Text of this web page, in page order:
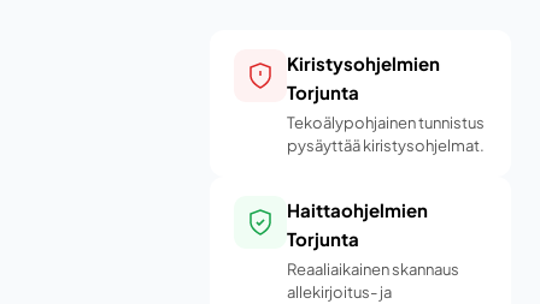
Kiristysohjelmien
Torjunta
Tekoälypohjainen tunnistus
pysäyttää kiristysohjelmat.
Haittaohjelmien
Torjunta
Reaaliaikainen skannaus
allekirjoitus- ja